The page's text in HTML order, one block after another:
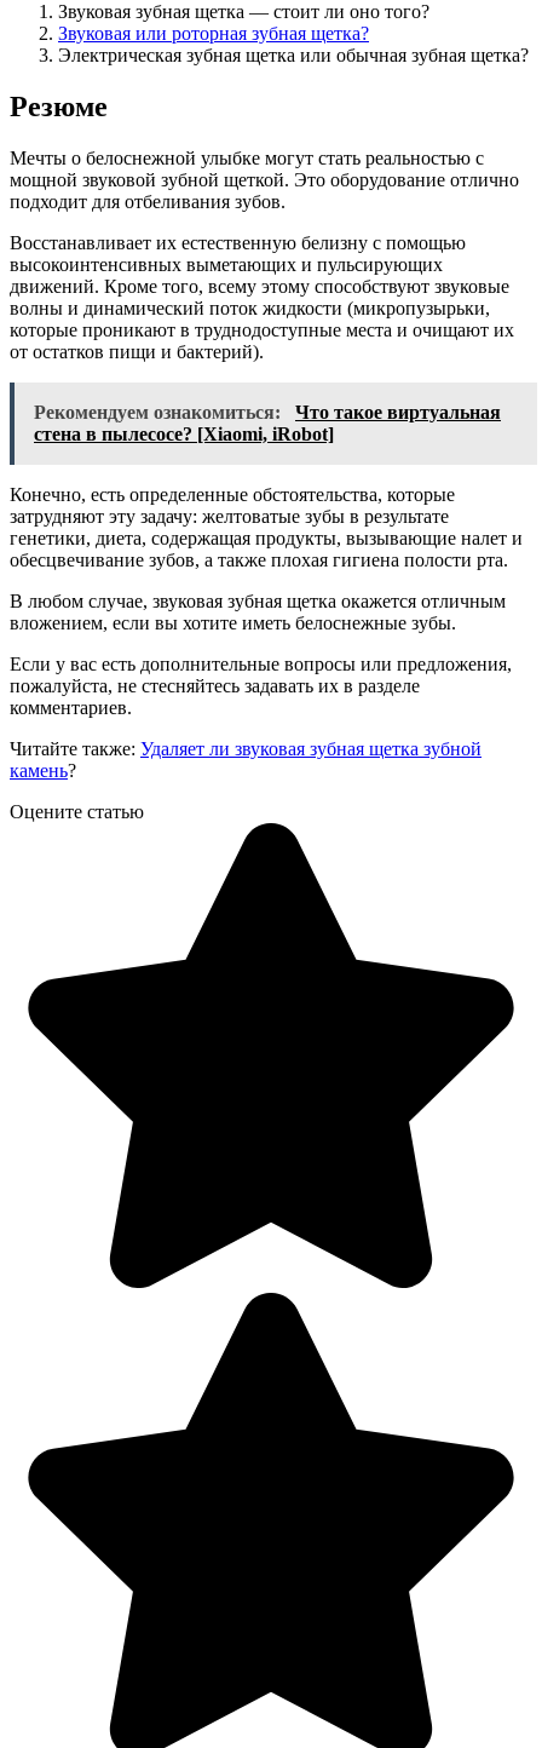
Звуковая зубная щетка — стоит ли оно того?
Звуковая или роторная зубная щетка?
Электрическая зубная щетка или обычная зубная щетка?
Резюме
Мечты о белоснежной улыбке могут стать реальностью с
мощной звуковой зубной щеткой. Это оборудование отлично
подходит для отбеливания зубов.
Восстанавливает их естественную белизну с помощью
высокоинтенсивных выметающих и пульсирующих
движений. Кроме того, всему этому способствуют звуковые
волны и динамический поток жидкости (микропузырьки,
которые проникают в труднодоступные места и очищают их
от остатков пищи и бактерий).
Рекомендуем ознакомиться:
Что такое виртуальная
стена в пылесосе? [Xiaomi, iRobot]
Конечно, есть определенные обстоятельства, которые
затрудняют эту задачу: желтоватые зубы в результате
генетики, диета, содержащая продукты, вызывающие налет и
обесцвечивание зубов, а также плохая гигиена полости рта.
В любом случае, звуковая зубная щетка окажется отличным
вложением, если вы хотите иметь белоснежные зубы.
Если у вас есть дополнительные вопросы или предложения,
пожалуйста, не стесняйтесь задавать их в разделе
комментариев.
Читайте также: Удаляет ли звуковая зубная щетка зубной
камень?
Оцените статью